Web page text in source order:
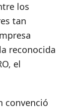
los
tan
reconocida
el
convenció